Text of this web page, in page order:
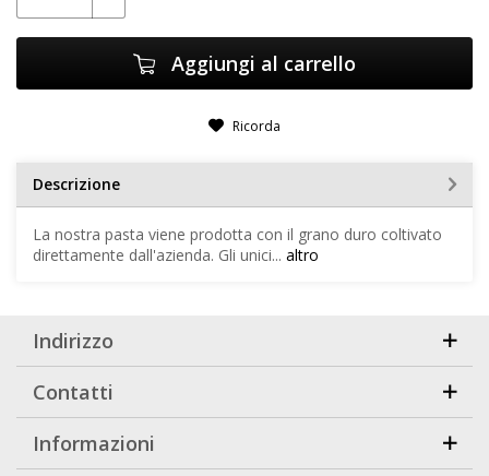
Aggiungi al carrello
Ricorda
Descrizione
La nostra pasta viene prodotta con il grano duro coltivato
direttamente dall'azienda. Gli unici... altro
Indirizzo
Contatti
Informazioni